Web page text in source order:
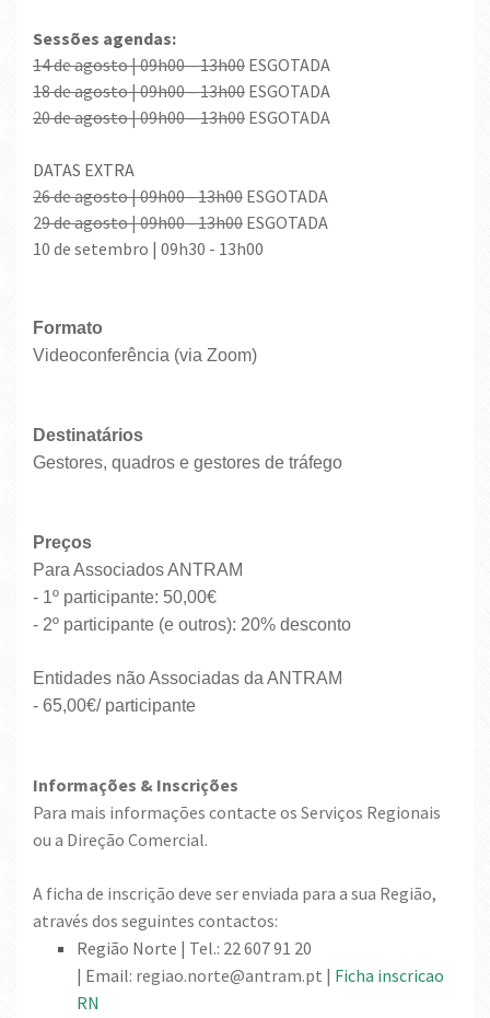
Sessões agendas:
14 de agosto | 09h00 – 13h00 ESGOTADA
18 de agosto | 09h00 – 13h00 ESGOTADA
20 de agosto | 09h00 – 13h00 ESGOTADA
DATAS EXTRA
26 de agosto | 09h00 - 13h00 ESGOTADA
29 de agosto | 09h00 - 13h00 ESGOTADA
10 de setembro | 09h30 - 13h00
Formato
Videoconferência (via Zoom)
Destinatários
Gestores, quadros e gestores de tráfego
Preços
Para Associados ANTRAM
- 1º participante: 50,00€
- 2º participante (e outros): 20% desconto
Entidades não Associadas da ANTRAM
- 65,00€/ participante
Informações & Inscrições
Para mais informações contacte os Serviços Regionais
ou a Direção Comercial.
A ficha de inscrição deve ser enviada para a sua Região,
através dos seguintes contactos:
Região Norte | Tel.: 22 607 91 20
| Email: regiao.norte@antram.pt | Ficha inscricao
RN